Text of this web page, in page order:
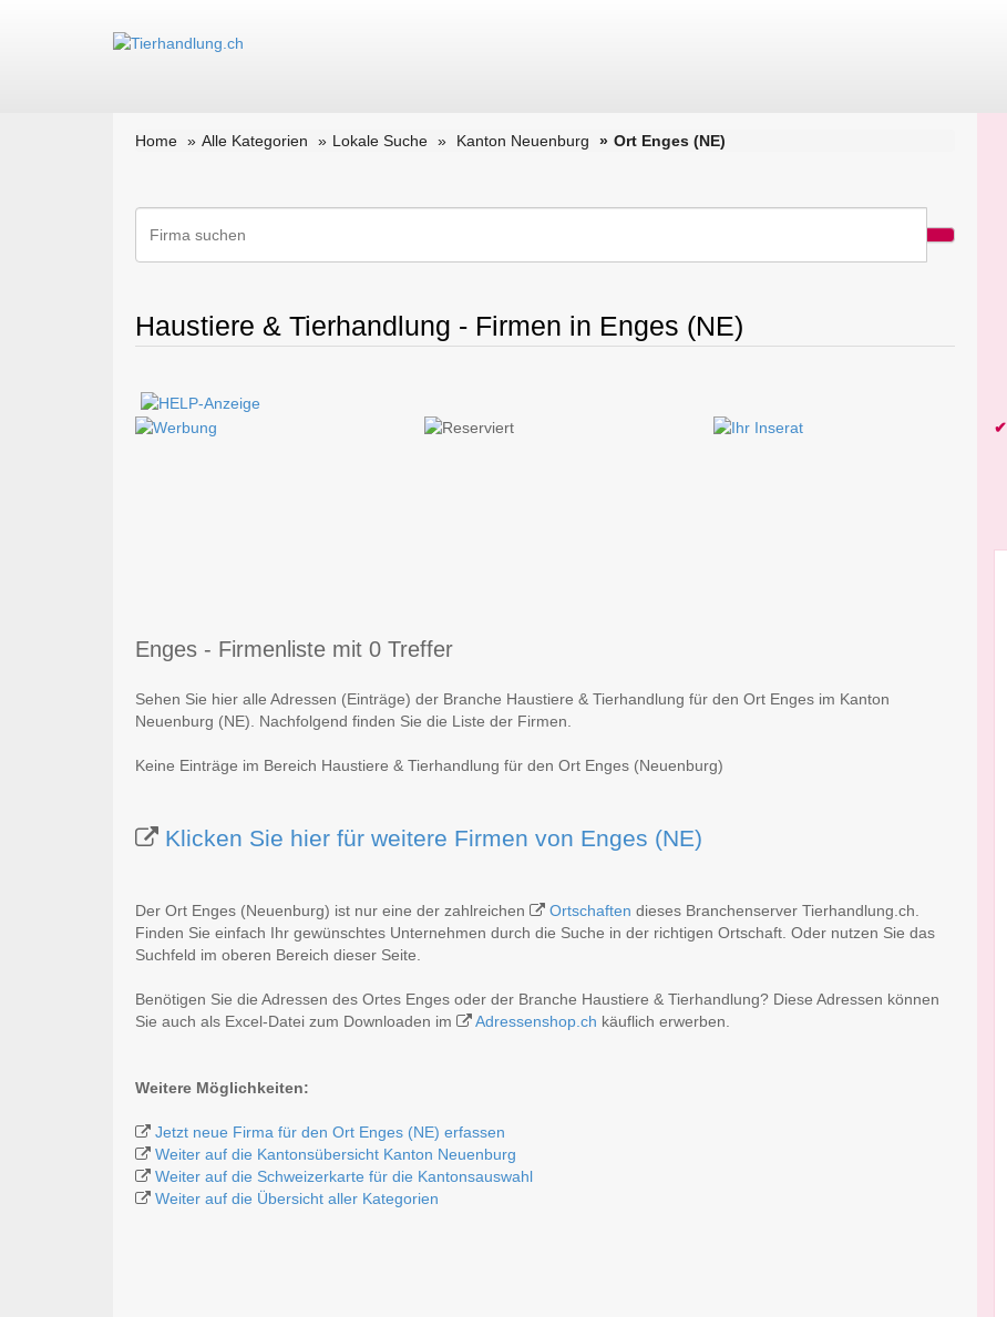
Home Alle Kategorien Lokale Suche Kanton Neuenburg Ort Enges (NE)
Haustiere & Tierhandlung - Firmen in Enges (NE)
Enges - Firmenliste mit 0 Treffer
Sehen Sie hier alle Adressen (Einträge) der Branche Haustiere & Tierhandlung für den Ort Enges im Kanton
Neuenburg (NE). Nachfolgend finden Sie die Liste der Firmen.
Keine Einträge im Bereich Haustiere & Tierhandlung für den Ort Enges (Neuenburg)
Klicken Sie hier für weitere Firmen von Enges (NE)
Der Ort Enges (Neuenburg) ist nur eine der zahlreichen Ortschaften dieses Branchenserver Tierhandlung.ch.
Finden Sie einfach Ihr gewünschtes Unternehmen durch die Suche in der richtigen Ortschaft. Oder nutzen Sie das
Suchfeld im oberen Bereich dieser Seite.
Benötigen Sie die Adressen des Ortes Enges oder der Branche Haustiere & Tierhandlung? Diese Adressen können
Sie auch als Excel-Datei zum Downloaden im
Adressenshop.ch käuflich erwerben.
Weitere Möglichkeiten:
Jetzt neue Firma für den Ort Enges (NE) erfassen
Weiter auf die Kantonsübersicht Kanton Neuenburg
Weiter auf die Schweizerkarte für die Kantonsauswahl
Weiter auf die Übersicht aller Kategorien
✔